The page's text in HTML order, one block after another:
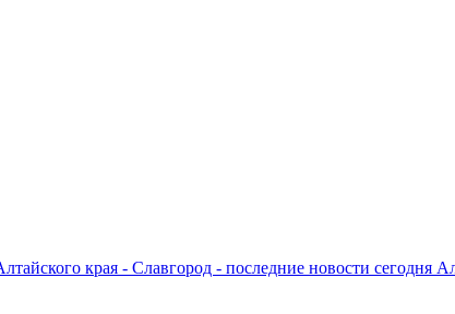
края - Славгород - последние новости сегодня